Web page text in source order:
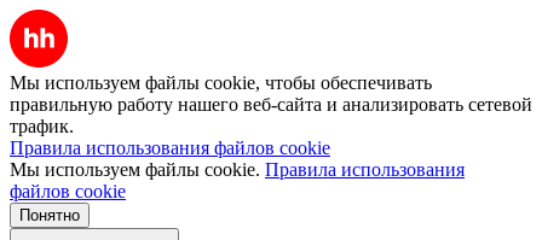
Мы используем файлы cookie, чтобы обеспечивать
правильную работу нашего веб-сайта и анализировать сетевой
трафик.
Правила использования файлов cookie
Мы используем файлы cookie. Правила использования
файлов cookie
Понятно